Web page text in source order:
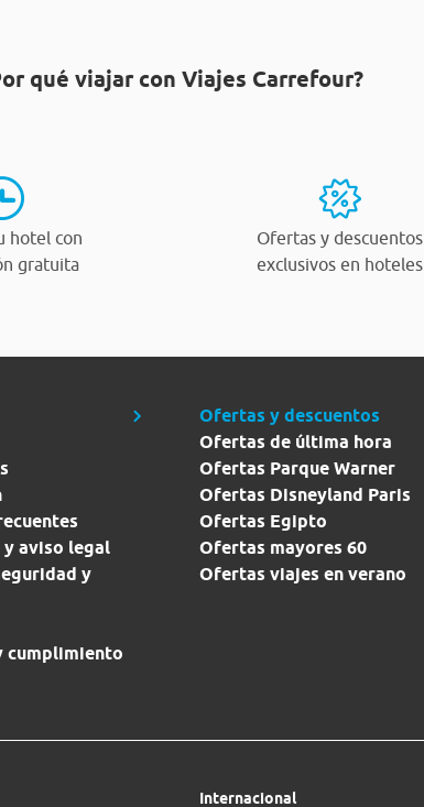
qué viajar con Viajes Carrefour?
hotel con
gratuita
Ofertas y descuentos
exclusivos en hoteles
y aviso legal
y
cumplimiento
Ofertas y descuentos
Ofertas de última hora
Ofertas Parque Warner
Ofertas Disneyland Paris
Ofertas Egipto
Ofertas mayores 60
Ofertas viajes en verano
Internacional